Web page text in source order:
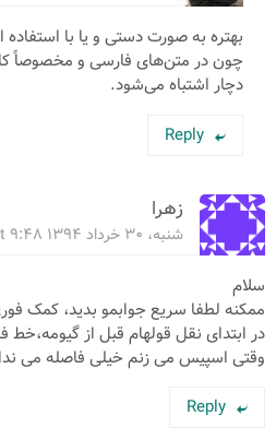
بهتره به صورت دستی و یا با استفاده
چون در متن‌های فارسی و مخصوصاً
دچار اشتباه می‌شود.
Reply
زهرا
شنبه، ۳۰ خرداد ۱۳۹۴ at ۹:۴۸
سلام
ممکنه لطفا سریع جوابمو بدید، کمک
در ابتدای نقل قولهام قبل از
وقتی اسپیس می زنم خیلی فاصله می
Reply